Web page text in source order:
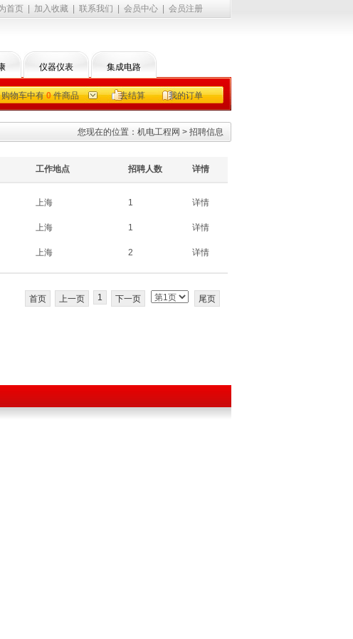
仪器仪表 集成电路
首页 加入收藏 联系我们 会员中心 会员注册
购物车中有0件商品 去结算 我的订单
您现在的位置： 机电工程网 > 招聘信息
详情
招聘人数
工作地点
详情
1
上海
详情
1
上海
详情
2
上海
首页 上一页 1 下一页 尾页